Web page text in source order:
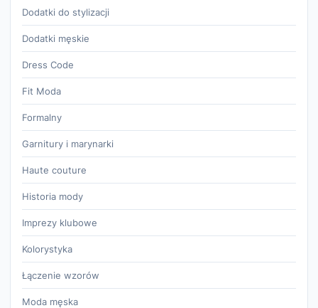
Dodatki do stylizacji
Dodatki męskie
Dress Code
Fit Moda
Formalny
Garnitury i marynarki
Haute couture
Historia mody
Imprezy klubowe
Kolorystyka
Łączenie wzorów
Moda męska